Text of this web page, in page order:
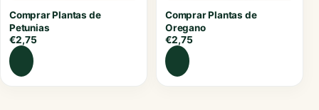
Comprar Plantas de
Petunias
€2,75
Comprar Plantas de
Oregano
€2,75